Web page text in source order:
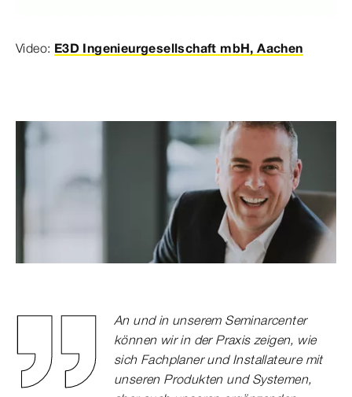
Video: E3D Ingenieurgesellschaft mbH, Aachen
An und in unserem Seminarcenter
können wir in der Praxis zeigen, wie
sich Fachplaner und Installateure mit
unseren Produkten und Systemen,